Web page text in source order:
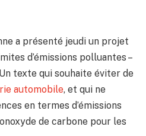
a présenté jeudi un projet
d’émissions polluantes –
texte qui souhaite éviter de
automobile, et qui ne
en termes d’émissions
de carbone pour les